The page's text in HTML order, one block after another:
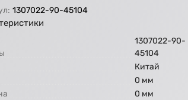
1307022-90-45104
1307022-90-
45104
Китай
0 мм
0 мм